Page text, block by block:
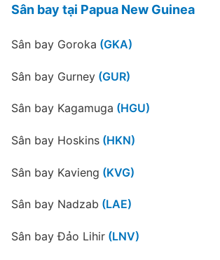
Sân bay tại Papua New Guinea
Sân bay Goroka (GKA)
Sân bay Gurney (GUR)
Sân bay Kagamuga (HGU)
Sân bay Hoskins (HKN)
Sân bay Kavieng (KVG)
Sân bay Nadzab (LAE)
Sân bay Đảo Lihir (LNV)